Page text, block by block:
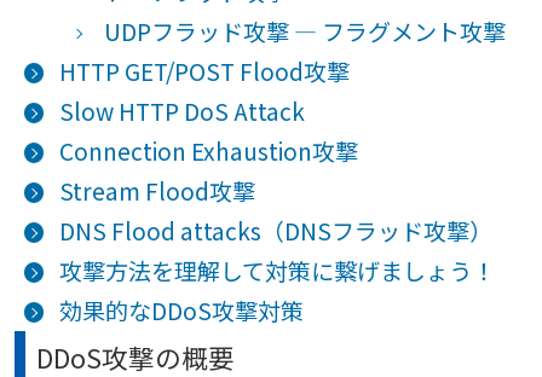
UDPフラッド攻撃 — フラグメント攻撃
HTTP GET/POST Flood攻撃
Slow HTTP DoS Attack
Connection Exhaustion攻撃
Stream Flood攻撃
DNS Flood attacks（DNSフラッド攻撃）
攻撃方法を理解して対策に繋げましょう！
効果的なDDoS攻撃対策
DDoS攻撃の概要